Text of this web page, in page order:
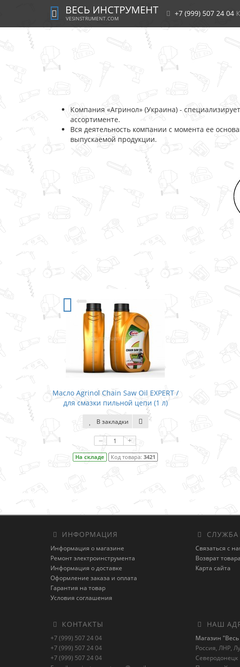
ВЕСЬ ИНСТРУМЕНТ
VESINSTRUMENT.COM
+7 (999) 507 24 04
Компания «Агринол» (Украина) -
ассортименте.
Вся деятельность компании с момента ее
выпускаемой продукции.
Масло Agrinol Chain Saw Oil EXPERT /
для смазки пильной цепи (1 л)
В закладки
– +
На складе Код товара:3421
ИНФОРМАЦИЯ
Информация о магазине
Ремонт электроинструмента
Информация о доставке
Оформление заказа и оплата
Гарантия на товар
Условия соглашения
Связаться с
Возврат товара
Карта сайта
КОНТАКТЫ
+7 (999) 507 24 04
+7 (999) 507 24 04
+7 (999) 507 24 04
НАШ
Магазин
Россия, ЛНР,
Северодонецк